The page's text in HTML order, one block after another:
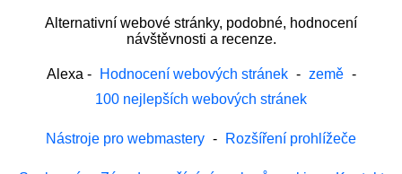
Alternativní webové stránky, podobné, hodnocení
návštěvnosti a recenze.
Alexa - Hodnocení webových stránek - země -
100 nejlepších webových stránek
Nástroje pro webmastery - Rozšíření prohlížeče